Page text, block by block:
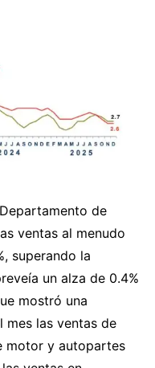
de
ventas al menudo
superando la
un alza de 0.4%
mostró una
mes las ventas de
motor y autopartes